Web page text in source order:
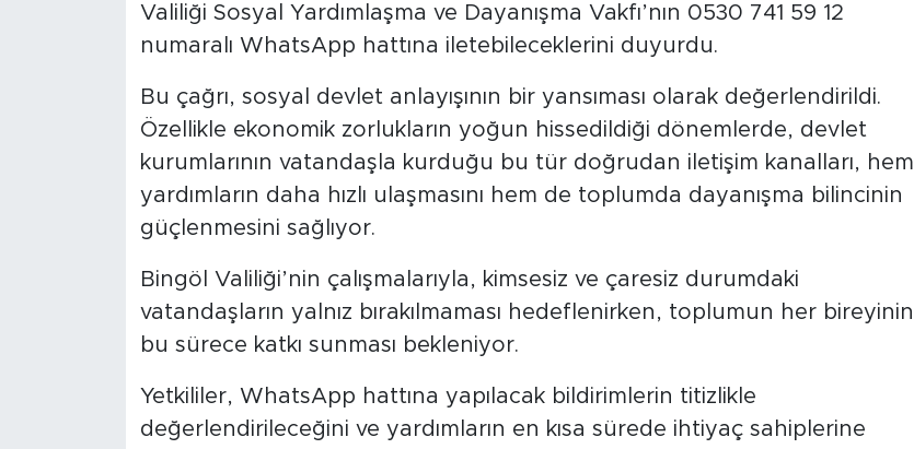
Valiliği Sosyal Yardımlaşma ve Dayanışma Vakfı’nın 0530 741 59 12
numaralı WhatsApp hattına iletebileceklerini duyurdu.
Bu çağrı, sosyal devlet anlayışının bir yansıması olarak değerlendirildi.
Özellikle ekonomik zorlukların yoğun hissedildiği dönemlerde, devlet
kurumlarının vatandaşla kurduğu bu tür doğrudan iletişim kanalları, hem
yardımların daha hızlı ulaşmasını hem de toplumda dayanışma bilincinin
güçlenmesini sağlıyor.
Bingöl Valiliği’nin çalışmalarıyla, kimsesiz ve çaresiz durumdaki
vatandaşların yalnız bırakılmaması hedeflenirken, toplumun her bireyinin
bu sürece katkı sunması bekleniyor.
Yetkililer, WhatsApp hattına yapılacak bildirimlerin titizlikle
değerlendirileceğini ve yardımların en kısa sürede ihtiyaç sahiplerine